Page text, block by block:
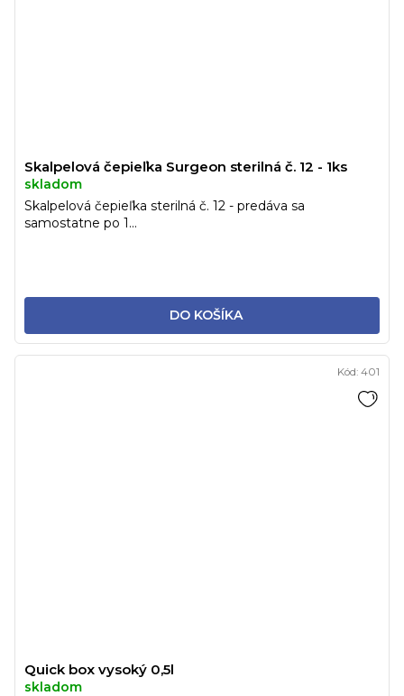
Skalpelová čepieľka Surgeon sterilná č. 12 - 1ks
skladom
DO KOŠÍKA
Skalpelová čepieľka sterilná č. 12 - predáva sa
samostatne po 1...
Quick box vysoký 0,5l
skladom
Kód: 401